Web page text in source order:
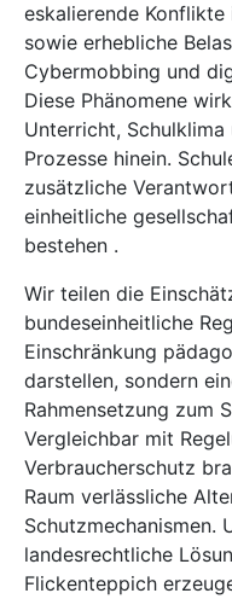
eskalierende
sowie erhebliche
Cybermobbing und
Diese Phänomene
Unterricht,
Prozesse hinein.
zusätzliche
einheitliche
bestehen .
Wir teilen die
bundeseinheitliche
Einschränkung
darstellen, sondern
Rahmensetzung zum
Vergleichbar mit
Verbraucherschutz
Raum verlässliche
Schutzmechanismen.
landesrechtliche
Flickenteppich